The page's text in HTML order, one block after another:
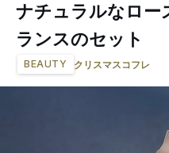
ナチュラルなロー
ランスのセット
BEAUTY クリスマスコフレ